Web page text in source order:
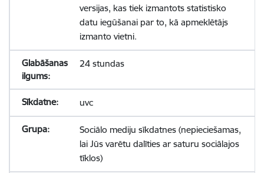
versijas, kas tiek izmantots statistisko
datu iegūšanai par to, kā apmeklētājs
izmanto vietni.
24 stundas
uvc
Sociālo mediju sīkdatnes (nepieciešamas,
lai Jūs varētu dalīties ar saturu sociālajos
tīklos)